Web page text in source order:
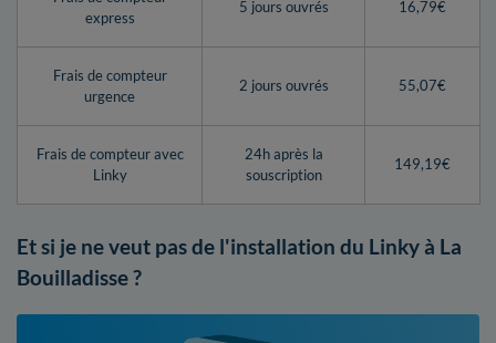
express
5 jours ouvrés 16,79€
Frais de compteur
urgence
2 jours ouvrés 55,07€
Frais de compteur avec
Linky
24h après la
souscription
149,19€
Et si je ne veut pas de l'installation du Linky à La
Bouilladisse ?